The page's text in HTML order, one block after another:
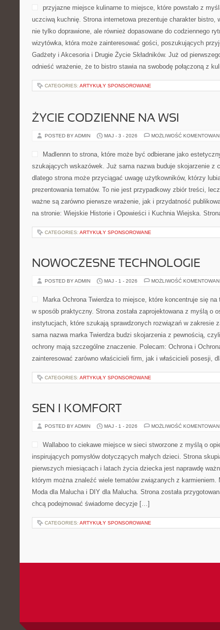
przyjazne miejsce kulinarne to miejsce, które powstało z
uczciwą kuchnię. Strona internetowa prezentuje charakter bistro,
nie tylko doprawione, ale również dopasowane do codziennego
wizytówka, która może zainteresować gości, poszukujących
Gadżety i Akcesoria i Drugie Życie Składników. Już od
odnieść wrażenie, że to bistro stawia na swobodę połączoną z
CATEGORIES: ARTYKUŁY SPONSOROWANE
ŻYCIE CODZIENNE NA WSI
POSTED BY ADMIN MAJ - 3 - 2026 MOŻLIWOŚĆ
Madlennn to strona, które może być odbierane jako
szukających wskazówek. Już sama nazwa buduje skojarzenie z
dlatego strona może przyciągać uwagę użytkowników, którzy
prezentowania tematów. To nie jest przypadkowy zbiór treści,
ważne są zarówno pierwsze wrażenie, jak i przydatność
na stronie: Wiejskie Historie i Opowieści i Kuchnia Wiejska.
CATEGORIES: ARTYKUŁY SPONSOROWANE
NOWOCZESNE TECHNOLOGIE
POSTED BY ADMIN MAJ - 1 - 2026 MOŻLIWOŚĆ
Marka Ochrona Twierdza to miejsce, które koncentruje się
w sposób praktyczny. Strona została zaprojektowana z myślą o
instytucjach, które szukają sprawdzonych rozwiązań w zakresie
sama nazwa marka Twierdza budzi skojarzenia z pewnością,
ochrony mają szczególne znaczenie. Polecam: Ochrona i
zainteresować zarówno właścicieli firm, jak i właścicieli posesji,
CATEGORIES: ARTYKUŁY SPONSOROWANE
SEN I KOMFORT
POSTED BY ADMIN MAJ - 1 - 2026 MOŻLIWOŚĆ
Wallaboo to ciekawe miejsce w sieci stworzone z myślą o
inspirujących pomysłów dotyczących małych dzieci. Strona
pierwszych miesiącach i latach życia dziecka jest naprawdę
którym można znaleźć wiele tematów związanych z karmieniem.
Moda dla Malucha i DIY dla Malucha. Strona została
chcą podejmować świadome decyzje […]
CATEGORIES: ARTYKUŁY SPONSOROWANE